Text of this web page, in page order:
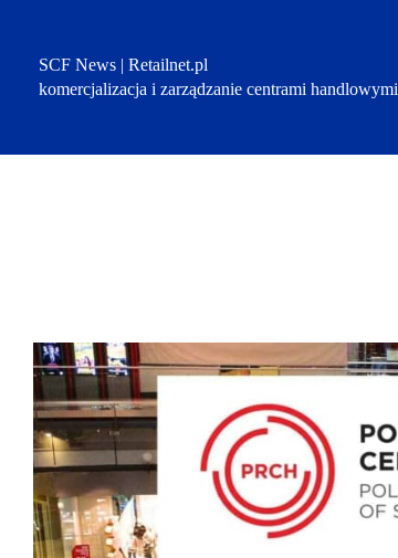
SCF News | Retailnet.pl
komercjalizacja i zarządzanie centrami handlowymi